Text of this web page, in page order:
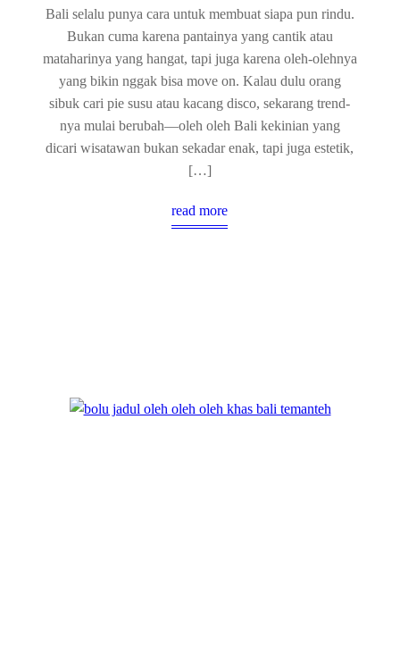
Bali selalu punya cara untuk membuat siapa pun rindu.
Bukan cuma karena pantainya yang cantik atau
mataharinya yang hangat, tapi juga karena oleh-olehnya
yang bikin nggak bisa move on. Kalau dulu orang
sibuk cari pie susu atau kacang disco, sekarang trend-
nya mulai berubah—oleh oleh Bali kekinian yang
dicari wisatawan bukan sekadar enak, tapi juga estetik,
[…]
read more